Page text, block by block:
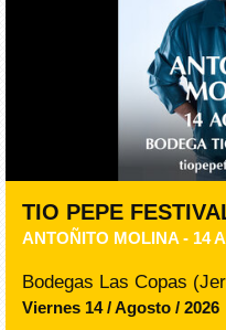
TIO PEPE
ANTOÑITO MOLINA - 14
Bodegas Las Copas
Viernes 14 / Agosto / 2026